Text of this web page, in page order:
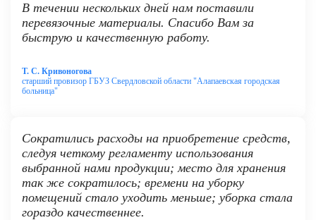
В течении нескольких дней нам поставили
перевязочные материалы. Спасибо Вам за
быструю и качественную работу.
Т. С. Кривоногова
старший провизор ГБУЗ Свердловской области "Алапаевская городская
больница"
Сократились расходы на приобретение средств,
следуя четкому регламенту использования
выбранной нами продукции; место для хранения
так же сократилось; времени на уборку
помещений стало уходить меньше; уборка стала
гораздо качественнее.